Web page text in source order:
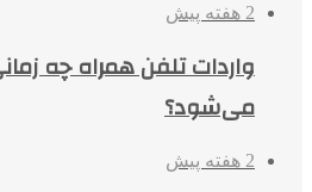
2 هفته پیش
واردات تلفن همراه چه
می‌شود؟
2 هفته پیش